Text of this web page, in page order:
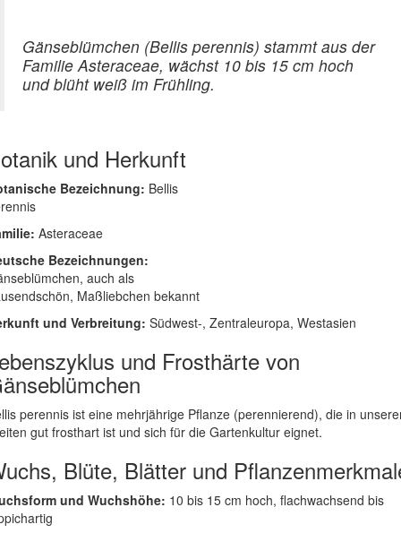
Gänseblümchen (Bellis perennis) stammt aus der
Familie Asteraceae, wächst 10 bis 15 cm hoch
und blüht weiß im Frühling.
und Herkunft
Bezeichnung: Bellis
Asteraceae
Bezeichnungen:
auch als
Maßliebchen bekannt
und Verbreitung: Südwest-, Zentraleuropa, Westasien
und Frosthärte von
perennis ist eine mehrjährige Pflanze (perennierend), die in
gut frosthart ist und sich für die Gartenkultur eignet.
Blüte, Blätter und
und Wuchshöhe: 10 bis 15 cm hoch, flachwachsend bis